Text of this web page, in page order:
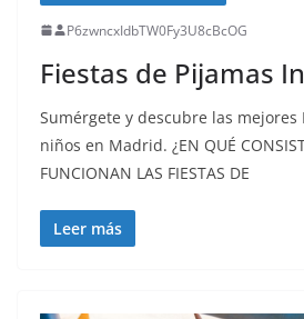
P6zwncxIdbTW0Fy3U8cBcOG
Fiestas de Pijamas
Sumérgete y descubre las mejores
niños en Madrid. ¿EN QUÉ
FUNCIONAN LAS FIESTAS DE
Leer más